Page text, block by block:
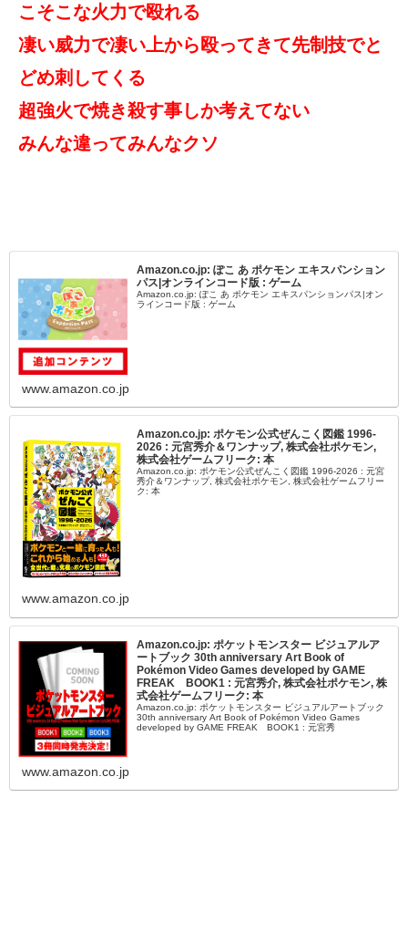
こそこな火力で殴れる
凄い威力で凄い上から殴ってきて先制技でと
どめ刺してくる
超強火で焼き殺す事しか考えてない
みんな違ってみんなクソ
Amazon.co.jp: ぽこ あ ポケモン エキスパンション
パス|オンラインコード版 : ゲーム
Amazon.co.jp: ぽこ あ ポケモン エキスパンションパス|オン
ラインコード版 : ゲーム
www.amazon.co.jp
Amazon.co.jp: ポケモン公式ぜんこく図鑑 1996-
2026 : 元宮秀介＆ワンナップ, 株式会社ポケモン,
株式会社ゲームフリーク: 本
Amazon.co.jp: ポケモン公式ぜんこく図鑑 1996-2026 : 元宮
秀介＆ワンナップ, 株式会社ポケモン, 株式会社ゲームフリー
ク: 本
www.amazon.co.jp
Amazon.co.jp: ポケットモンスター ビジュアルア
ートブック 30th anniversary Art Book of
Pokémon Video Games developed by GAME
FREAK BOOK1 : 元宮秀介, 株式会社ポケモン, 株
式会社ゲームフリーク: 本
Amazon.co.jp: ポケットモンスター ビジュアルアートブック
30th anniversary Art Book of Pokémon Video Games
developed by GAME FREAK BOOK1 : 元宮秀
www.amazon.co.jp